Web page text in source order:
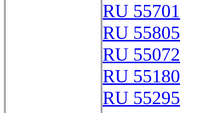
RU 55701
RU 55805
RU 55072
RU 55180
RU 55295